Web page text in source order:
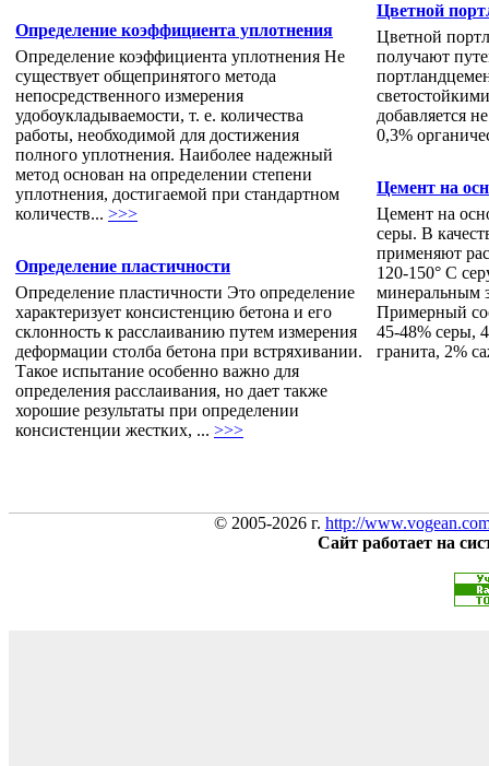
Определение коэффициента уплотнения
Определение коэффициента уплотнения Не
существует общепринятого метода
непосредственного измерения
удобоукладываемости, т. е. количества
работы, необходимой для достижения
полного уплотнения. Наиболее надежный
метод основан на определении степени
уплотнения, достигаемой при стандартном
количеств... >>>
Определение пластичности
Определение пластичности Это определение
характеризует консистенцию бетона и его
склонность к расслаиванию путем измерения
деформации столба бетона при встряхивании.
Такое испытание особенно важно для
определения расслаивания, но дает также
хорошие результаты при определении
консистенции жестких, ... >>>
Цветной
Цветной
получают
добавляется
0,3%
Цемент на
Цемент на
серы. В
применяют
120-150° С
минеральным
Примерный
45-48% серы,
гранита, 2%
© 2005-2026 г. http://
Сайт работает на